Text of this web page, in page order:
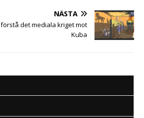
NÄSTA
det mediala kriget mot
Kuba